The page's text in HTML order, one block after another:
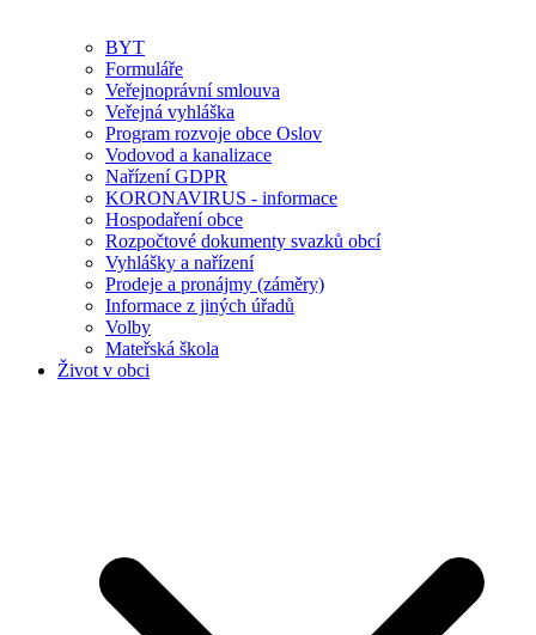
BYT
Formuláře
Veřejnoprávní smlouva
Veřejná vyhláška
Program rozvoje obce Oslov
Vodovod a kanalizace
Nařízení GDPR
KORONAVIRUS - informace
Hospodaření obce
Rozpočtové dokumenty svazků obcí
Vyhlášky a nařízení
Prodeje a pronájmy (záměry)
Informace z jiných úřadů
Volby
Mateřská škola
Život v obci